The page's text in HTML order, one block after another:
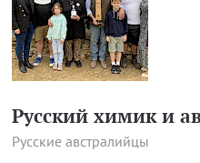
Русский химик и
Русские австралийцы